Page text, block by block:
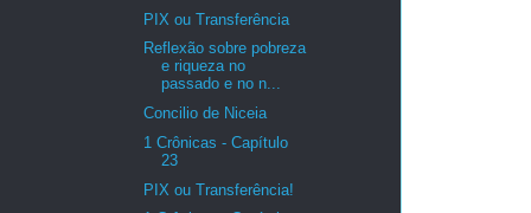
PIX ou Transferência
Reflexão sobre pobreza
e riqueza no
passado e no n...
Concilio de Niceia
1 Crônicas - Capítulo
23
PIX ou Transferência!